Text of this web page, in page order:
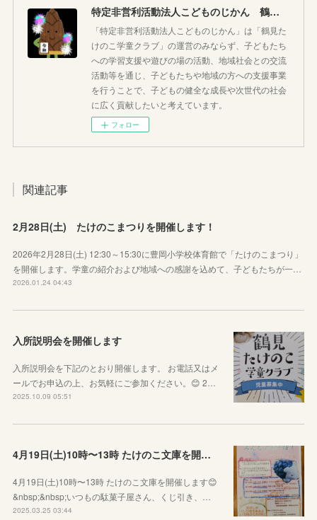
特定非営利活動法人こどものじかん 鶴見たけのこ学童クラブ
「特定非営利活動法人こどものじかん」は「鶴見た
けのこ学童クラブ」の運営のみならず、子どもたち
への学習支援や遊びの場の活動、地域社会との交流
活動等を通じ、子どもたちや地域の方への支援事業
を行うことで、子どもの健全な成長や次世代の社会
に広く貢献したいと考えています。
フォロー
関連記事
2月28日(土) たけのこまつりを開催します！
2026年2月28日(土) 12:30～15:30に豊岡小学校体育館で「たけのこまつり」
を開催します。学童の紹介および地域への感謝を込めて、子どもたちが一…
2026.01.24 04:43
入所説明会を開催します
入所説明会を下記のとおり開催します。 お電話又はメ
ールでお申込の上、お気軽にご参加ください。😊 2…
2025.10.09 05:51
4月19日(土)10時〜13時 たけのこ文庫を開催します😊
4月19日(土)10時〜13時 たけのこ文庫を開催します😊
&nbsp;&nbsp;いつもの駄菓子屋さん、くじ引き、…
2025.03.25 03:44